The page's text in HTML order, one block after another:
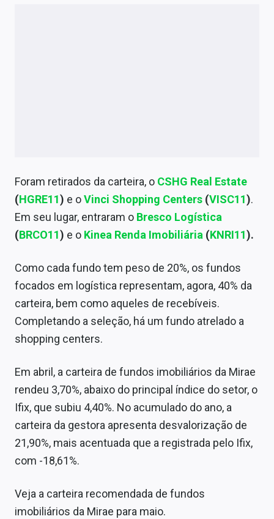
Conteúdo de Marca
Sobre
Expediente
Foram retirados da carteira, o CSHG Real Estate
(HGRE11) e oVinci Shopping Centers (VISC11).
Em seu lugar, entraram o Bresco Logística
(BRCO11) e o Kinea Renda Imobiliária (KNRI11).
Como cada fundo tem peso de 20%, os fundos
focados em logística representam, agora, 40% da
carteira, bem como aqueles de recebíveis.
Completando a seleção, há um fundo atrelado a
shopping centers.
Em abril, a carteira de fundos imobiliários da Mirae
rendeu 3,70%, abaixo do principal índice do setor, o
Ifix, que subiu 4,40%. No acumulado do ano, a
carteira da gestora apresenta desvalorização de
21,90%, mais acentuada que a registrada pelo Ifix,
com -18,61%.
Veja a carteira recomendada de fundos
imobiliários da Mirae para maio.